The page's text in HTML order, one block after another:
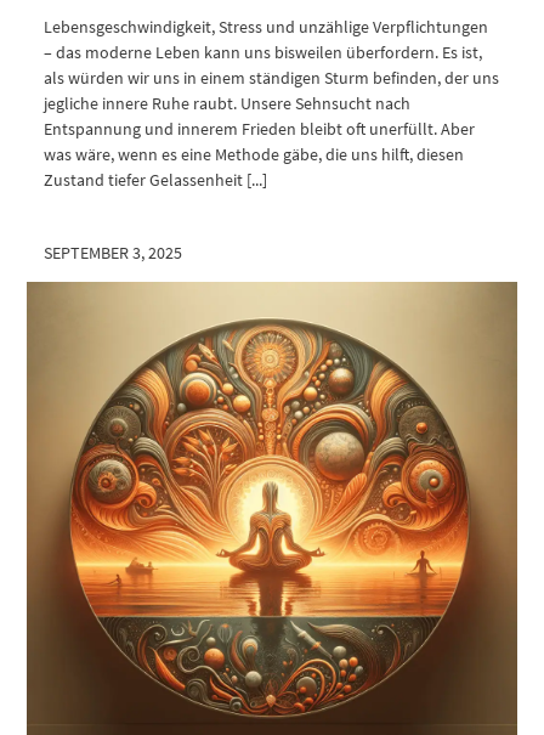
Lebensgeschwindigkeit, Stress und unzählige Verpflichtungen
– das moderne Leben kann uns bisweilen überfordern. Es ist,
als würden wir uns in einem ständigen Sturm befinden, der uns
jegliche innere Ruhe raubt. Unsere Sehnsucht nach
Entspannung und innerem Frieden bleibt oft unerfüllt. Aber
was wäre, wenn es eine Methode gäbe, die uns hilft, diesen
Zustand tiefer Gelassenheit [...]
SEPTEMBER 3, 2025